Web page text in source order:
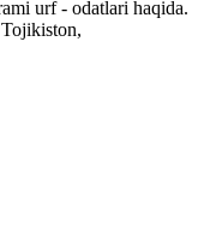
urf - odatlari haqida.